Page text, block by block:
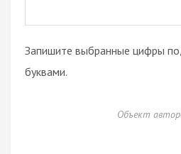
Запишите выбранные цифры
буквами.
Объект